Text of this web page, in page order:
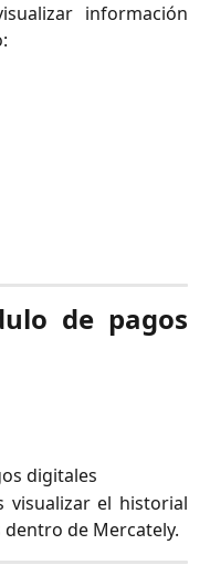
información
de pagos
digitales
visualizar el historial
de Mercately.